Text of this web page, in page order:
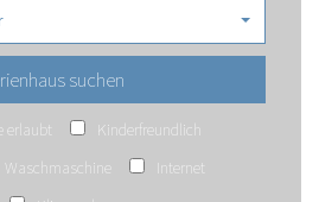
erlaubt
Kinderfreundlich
Waschmaschine
Internet